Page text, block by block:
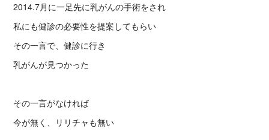
2014.7月に一足先に乳がんの手術をされ
私にも健診の必要性を提案してもらい
その一言で、健診に行き
乳がんが見つかった
その一言がなければ
今が無く、リリチャも無い